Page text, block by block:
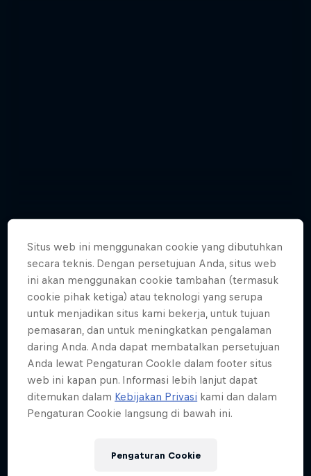
Relive the punishing Hell’s Gate 2015
10 Photos
ENDURO
Hard Enduro 2025: The Hardest
Season Yet?
Hard Enduro is the toughest motorsport on
Earth
MTB ENDURO
Situs web ini menggunakan cookie yang dibutuhkan
secara teknis. Dengan persetujuan Anda, situs web
ini akan menggunakan cookie tambahan (termasuk
cookie pihak ketiga) atau teknologi yang serupa
untuk menjadikan situs kami bekerja, untuk tujuan
pemasaran, dan untuk meningkatkan pengalaman
daring Anda. Anda dapat membatalkan persetujuan
Anda lewat Pengaturan CookIe dalam footer situs
web ini kapan pun. Informasi lebih lanjut dapat
ditemukan dalam Kebijakan Privasi kami dan dalam
Pengaturan Cookie langsung di bawah ini.
Pengaturan Cookie